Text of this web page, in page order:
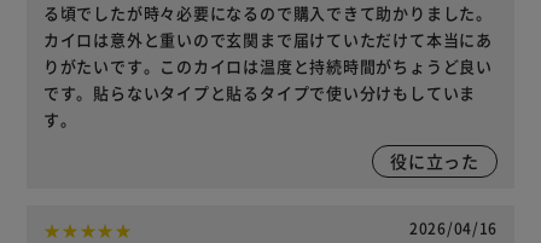
る頃でしたが時々必要になるので購入できて助かりました。
カイロは意外と重いので玄関まで届けていただけて本当にあ
りがたいです。このカイロは温度と持続時間がちょうど良い
です。貼らないタイプと貼るタイプで使い分けもしていま
す。
役に立った
2026/04/16